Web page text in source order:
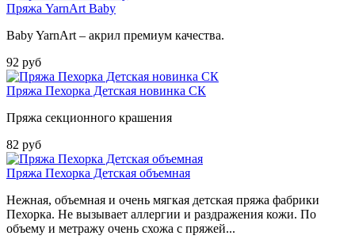
Пряжа YarnArt Baby
Baby YarnArt – акрил премиум качества.
92 руб
Пряжа Пехорка Детская новинка СК
Пряжа секционного крашения
82 руб
Пряжа Пехорка Детская объемная
Нежная, объемная и очень мягкая детская пряжа фабрики
Пехорка. Не вызывает аллергии и раздражения кожи. По
объему и метражу очень схожа с пряжей...